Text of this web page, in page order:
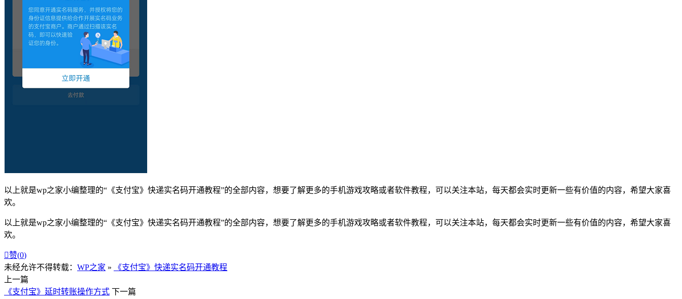
以上就是wp之家小编整理的“ 《支付宝》快递实名码开通教程”的全部内容，想要了解更多的手机游戏攻略或者软件教程，可以关注本站，每天都会实时更新一些有价值的内容，希望大家喜
欢。
以上就是wp之家小编整理的“《支付宝》快递实名码开通教程”的全部内容，想要了解更多的手机游戏攻略或者软件教程，可以关注本站，每天都会实时更新一些有价值的内容，希望大家喜
欢。
赞(0)
未经允许不得转载： WP之家 »
《支付宝》快递实名码开通教程
上一篇
《支付宝》延时转账操作方式 下一篇